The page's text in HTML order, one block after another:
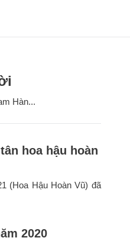
Hàn...
hoa hậu hoàn
(Hoa Hậu Hoàn Vũ) đã
2020